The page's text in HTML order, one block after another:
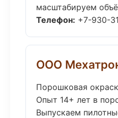
масштабируем
Телефон: +7-930-
ООО
Порошковая
Опыт 14+ лет в
Выпускаем